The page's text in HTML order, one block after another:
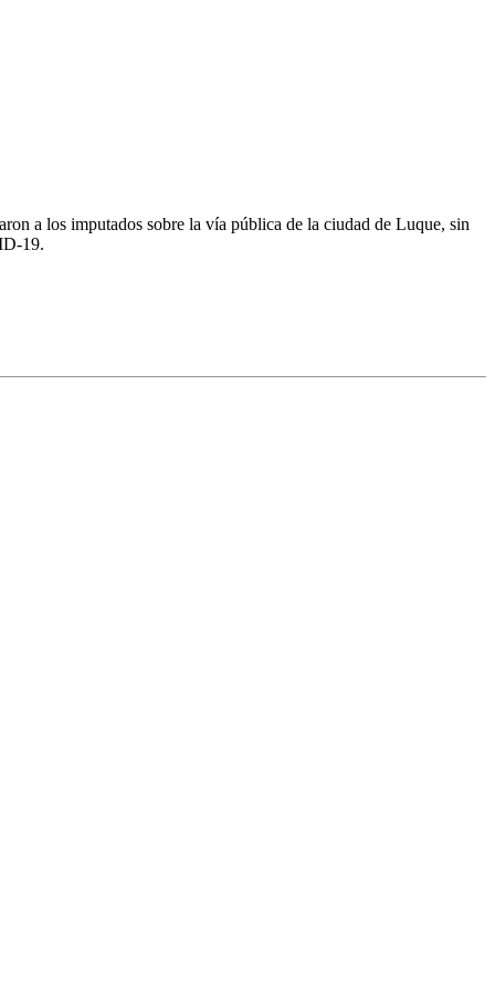
a los imputados sobre la vía pública de la ciudad de Luque, sin
19.